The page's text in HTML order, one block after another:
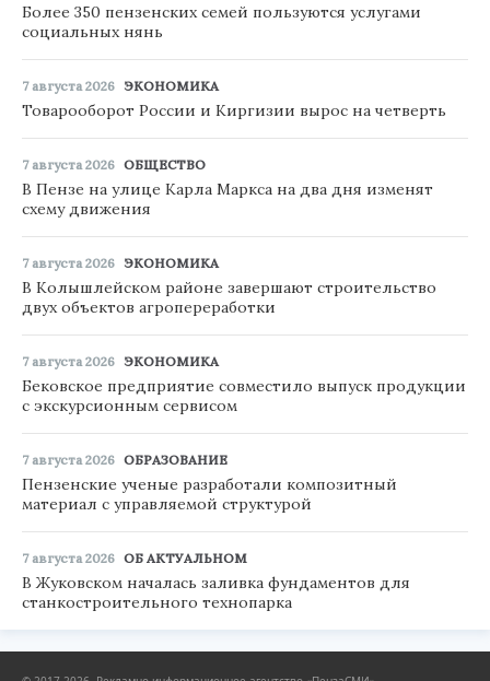
Более 350 пензенских семей пользуются услугами
социальных нянь
7 августа 2026 ЭКОНОМИКА
Товарооборот России и Киргизии вырос на четверть
7 августа 2026 ОБЩЕСТВО
В Пензе на улице Карла Маркса на два дня изменят
схему движения
7 августа 2026 ЭКОНОМИКА
В Колышлейском районе завершают строительство
двух объектов агропереработки
7 августа 2026 ЭКОНОМИКА
Бековское предприятие совместило выпуск продукции
с экскурсионным сервисом
7 августа 2026 ОБРАЗОВАНИЕ
Пензенские ученые разработали композитный
материал с управляемой структурой
7 августа 2026 ОБ АКТУАЛЬНОМ
В Жуковском началась заливка фундаментов для
станкостроительного технопарка